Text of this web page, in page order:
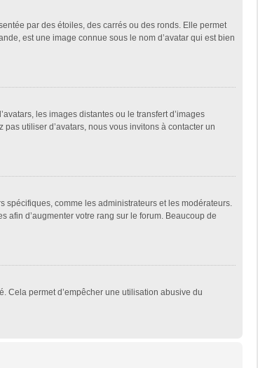
par des étoiles, des carrés ou des ronds. Elle permet
est une image connue sous le nom d’avatar qui est bien
les images distantes ou le transfert d’images
utiliser d’avatars, nous vous invitons à contacter un
spécifiques, comme les administrateurs et les modérateurs.
afin d’augmenter votre rang sur le forum. Beaucoup de
Cela permet d’empêcher une utilisation abusive du